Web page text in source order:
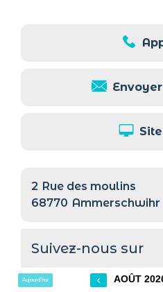
2 Rue des moulins
68770 Ammerschwihr
Suivez-nous sur